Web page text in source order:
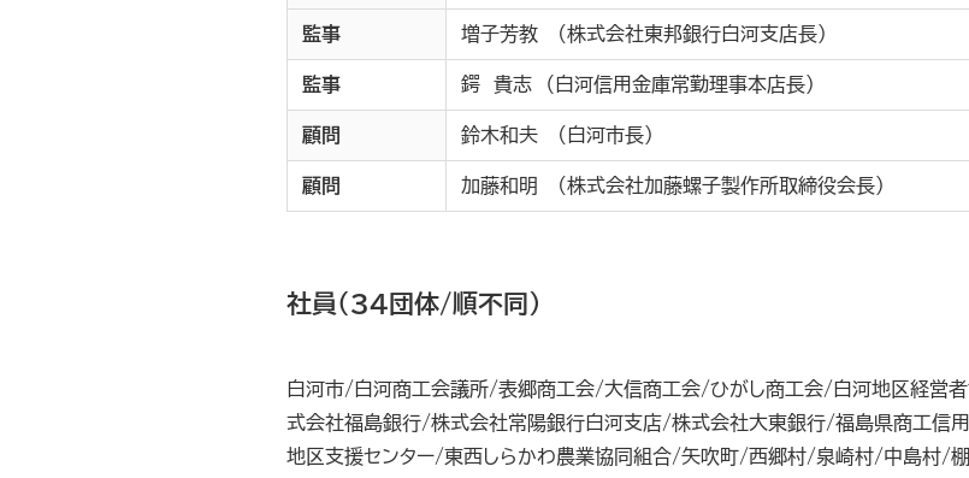
監事 増子芳教 (株式会社東邦銀行白河支店長)
監事 鍔 貴志 （白河信用金庫常勤理事本店長）
顧問 鈴木和夫 (白河市長)
顧問 加藤和明 (株式会社加藤螺子製作所取締役会長)
社員(34団体/順不同)
白河市/白河商工会議所/表郷商工会/大信商工会/ひがし商工会/白河地区経営
式会社福島銀行/株式会社常陽銀行白河支店/株式会社大東銀行/福島県商工信
地区支援センター/東西しらかわ農業協同組合/矢吹町/西郷村/泉崎村/中島村/